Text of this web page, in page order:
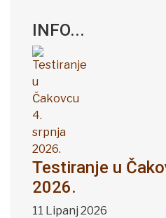
INFO...
Testiranje u
2026.
11 Lipanj 2026